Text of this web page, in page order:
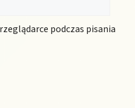
podczas pisania